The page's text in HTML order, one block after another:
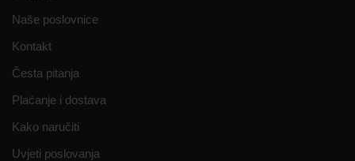
Naše poslovnice
Kontakt
Česta pitanja
Plaćanje i dostava
Kako naručiti
Uvjeti poslovanja